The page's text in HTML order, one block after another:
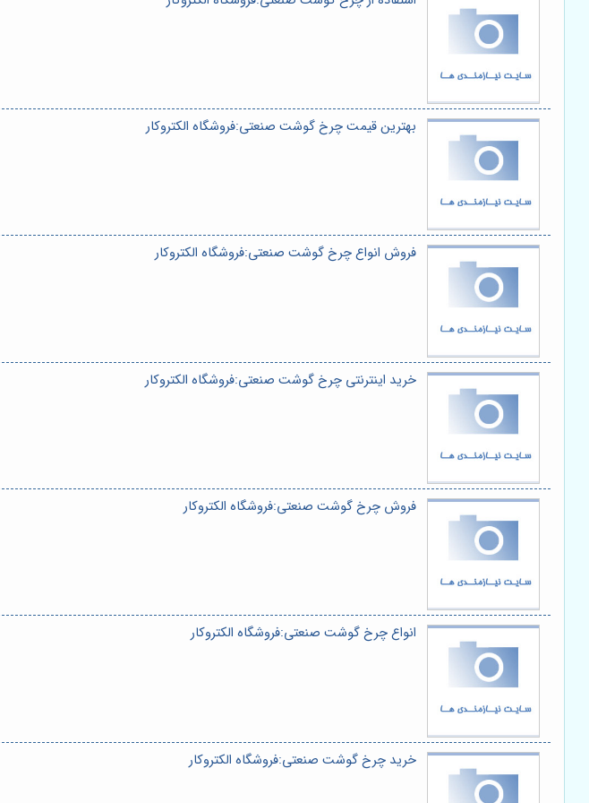
بهترین قیمت چرخ گوشت صنعتی:فروشگاه الکتروکار
فروش انواع چرخ گوشت صنعتی:فروشگاه الکتروکار
خرید اینترنتی چرخ گوشت صنعتی:فروشگاه الکتروکار
فروش چرخ گوشت صنعتی:فروشگاه الکتروکار
انواع چرخ گوشت صنعتی:فروشگاه الکتروکار
خرید چرخ گوشت صنعتی:فروشگاه الکتروکار